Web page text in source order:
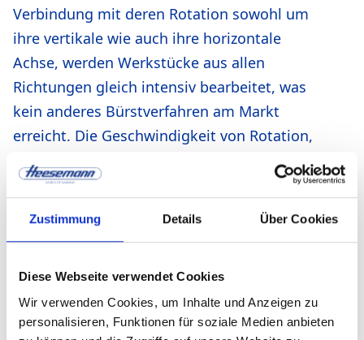
Zustimmung Details Über Cookies
Diese Webseite verwendet Cookies
Wir verwenden Cookies, um Inhalte und Anzeigen zu
personalisieren, Funktionen für soziale Medien anbieten
Verbindung mit deren Rotation sowohl um
ihre vertikale wie auch ihre horizontale
Achse, werden Werkstücke aus allen
Richtungen gleich intensiv bearbeitet, was
kein anderes Bürstverfahren am Markt
erreicht. Die Geschwindigkeit von Rotation,
Umlauf und Vorschub lässt sich stufenlos
einstellen.